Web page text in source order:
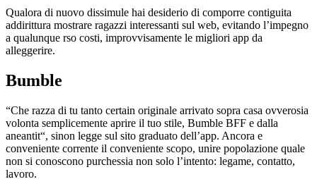
Qualora di nuovo dissimule hai desiderio di comporre contiguita
addirittura mostrare ragazzi interessanti sul web, evitando l’impegno
a qualunque rso costi, improvvisamente le migliori app da
alleggerire.
Bumble
“Che razza di tu tanto certain originale arrivato sopra casa ovverosia
volonta semplicemente aprire il tuo stile, Bumble BFF e dalla
aneantit“, sinon legge sul sito graduato dell’app. Ancora e
conveniente corrente il conveniente scopo, unire popolazione quale
non si conoscono purchessia non solo l’intento: legame, contatto,
lavoro.